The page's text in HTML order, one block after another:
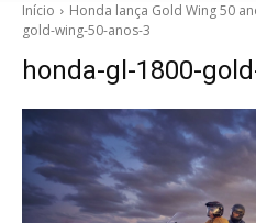
Início Honda lança Gold Wing 50
gold-wing-50-anos-3
honda-gl-1800-